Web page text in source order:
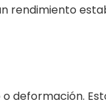
rendimiento
deformación.